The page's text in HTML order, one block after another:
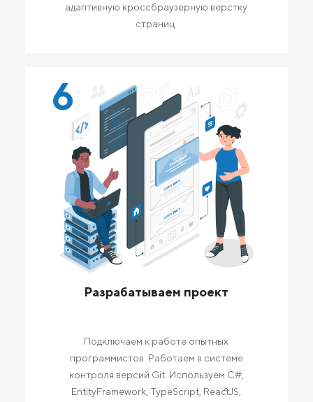
адаптивную кроссбраузерную верстку
страниц.
6
Разрабатываем проект
Подключаем к работе опытных
программистов. Работаем в системе
контроля версий Git. Используем C#,
EntityFramework, TypeScript, ReactJS,